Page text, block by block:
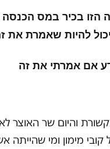
בכיר במס הכנסה
להיות שאמרת את
אם אמרתי את זה
והיום שר האוצר לא
מימון ומי שהייתה